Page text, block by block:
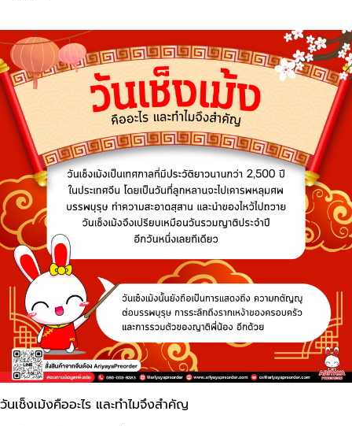
วันเช็งเม้งคืออะไร และทำไมจึงสำคัญ